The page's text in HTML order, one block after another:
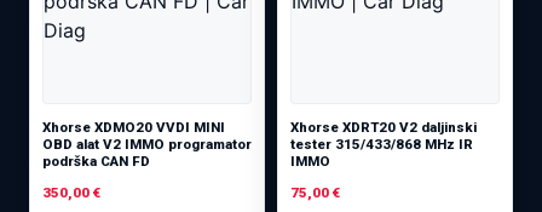
Xhorse XDMO20 VVDI MINI
OBD alat V2 IMMO programator
podrška CAN FD
350,00 €
Xhorse XDRT20 V2 daljinski
tester 315/433/868 MHz IR
IMMO
75,00 €